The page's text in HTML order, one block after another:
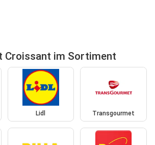
Croissant im Sortiment
Lidl Transgourmet